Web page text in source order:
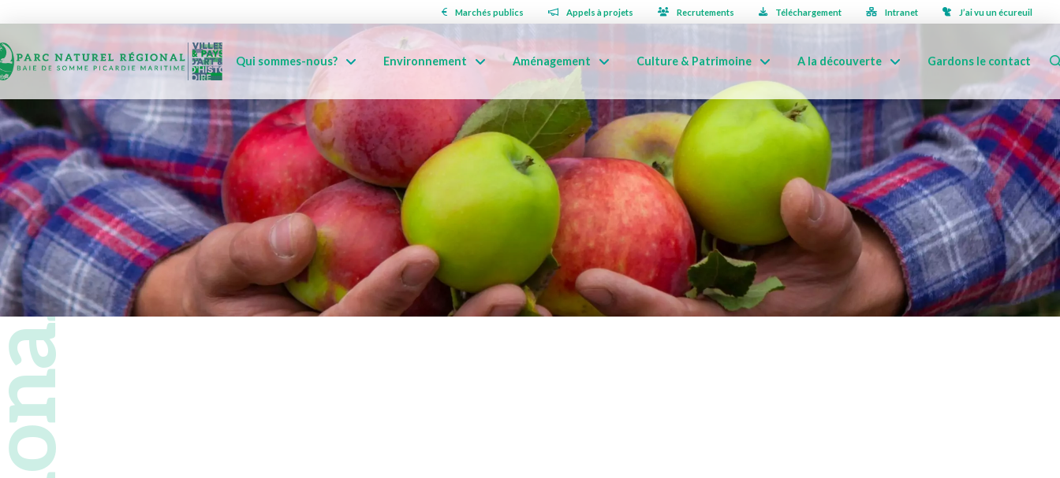
Marchés publics Appels à projets Recrutements Téléchargement Intranet J’ai vu un écureuil
Qui sommes-nous? Environnement Aménagement Culture & Patrimoine A la découverte Gardons le contact